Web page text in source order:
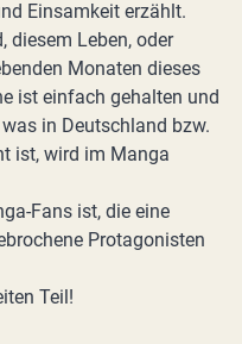
Einsamkeit erzählt.
diesem Leben, oder
Monaten dieses
ist einfach gehalten und
in Deutschland bzw.
ist, wird im Manga
Fans ist, die eine
Protagonisten
Teil!